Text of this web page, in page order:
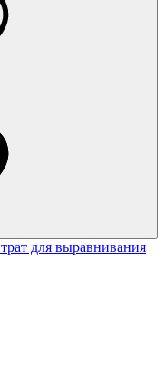
для выравнивания